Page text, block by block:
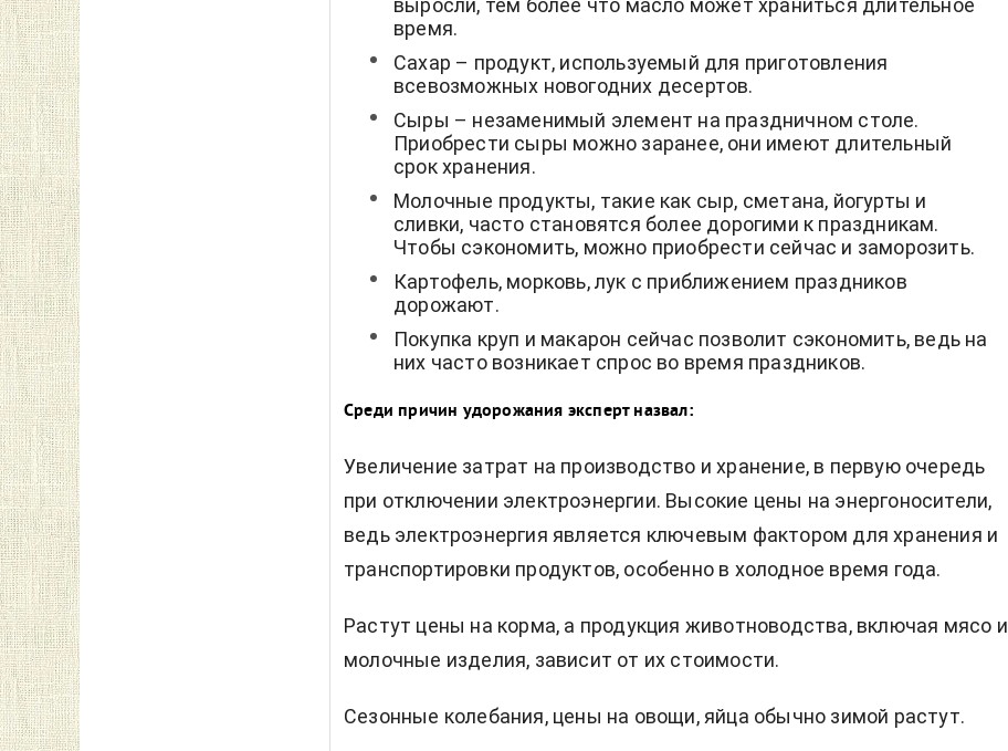
выросли, тем более что масло может храниться длительное
время.
Сахар – продукт, используемый для приготовления
всевозможных новогодних десертов.
Сыры – незаменимый элемент на праздничном столе.
Приобрести сыры можно заранее, они имеют длительный
срок хранения.
Молочные продукты, такие как сыр, сметана, йогурты и
сливки, часто становятся более дорогими к праздникам.
Чтобы сэкономить, можно приобрести сейчас и заморозить.
Картофель, морковь, лук с приближением праздников
дорожают.
Покупка круп и макарон сейчас позволит сэкономить, ведь на
них часто возникает спрос во время праздников.
Среди причин удорожания эксперт назвал:
Увеличение затрат на производство и хранение, в первую очередь
при отключении электроэнергии. Высокие цены на энергоносители,
ведь электроэнергия является ключевым фактором для хранения и
транспортировки продуктов, особенно в холодное время года.
Растут цены на корма, а продукция животноводства, включая мясо и
молочные изделия, зависит от их стоимости.
Сезонные колебания, цены на овощи, яйца обычно зимой растут.